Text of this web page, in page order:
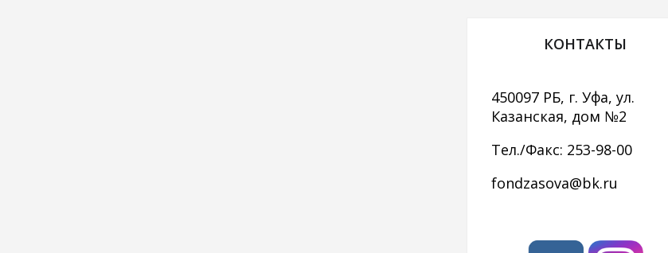
КОНТАКТЫ
450097 РБ, г. Уфа, ул.
Казанская, дом №2
Тел./Факс: 253-98-00
fondzasova@bk.ru